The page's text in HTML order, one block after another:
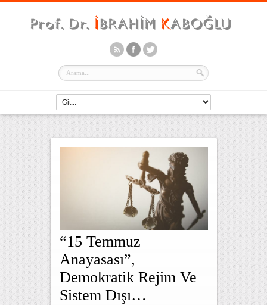
“15 Temmuz
Anayasası”,
Demokratik Rejim Ve
Sistem Dışı…